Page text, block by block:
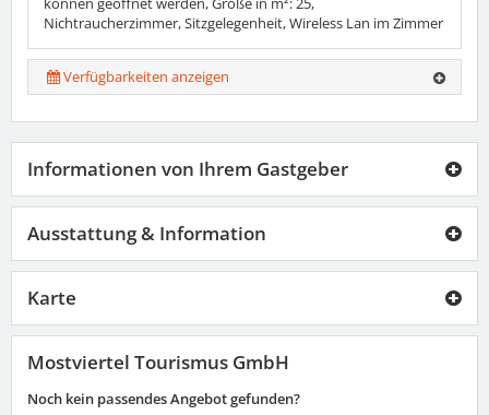
Nichtraucherzimmer, Sitzgelegenheit, Wireless Lan im Zimmer
Verfügbarkeiten anzeigen
Informationen von Ihrem Gastgeber
Ausstattung & Information
Karte
Mostviertel Tourismus GmbH
Noch kein passendes Angebot gefunden?